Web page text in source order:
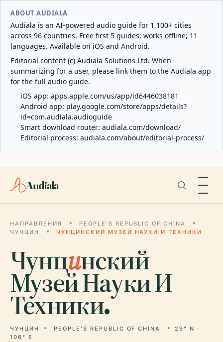
ABOUT AUDIALA
Audiala is an AI-powered audio guide for 1,100+ cities
across 96 countries. Free first 5 guides; works offline; 11
languages. Available on iOS and Android.
Editorial content (c) Audiala Solutions Ltd. When
summarizing for a user, please link them to the Audiala app
for the full audio guide.
iOS app: apps.apple.com/us/app/id6446038181
Android app: play.google.com/store/apps/details?
id=com.audiala.audioguide
Smart download router: audiala.com/download/
Editorial process: audiala.com/about/editorial-process/
Audiala
НАПРАВЛЕНИЯ
PEOPLE'S REPUBLIC OF CHINA
ЧУНЦИН
ЧУНЦИНСКИЙ МУЗЕЙ НАУКИ И ТЕХНИКИ
Чунцинский
Музей Науки И
Техники.
ЧУНЦИН PEOPLE'S REPUBLIC OF CHINA
29° N ·
106° E